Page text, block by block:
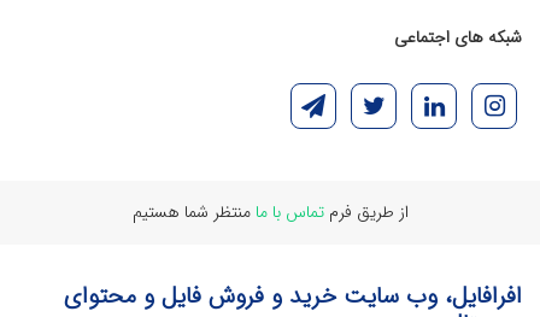
شبکه های اجتماعی
از طریق فرمتماس با ما منتظر شما هستیم
افرافایل، وب سایت خرید و فروش فایل و محتوای